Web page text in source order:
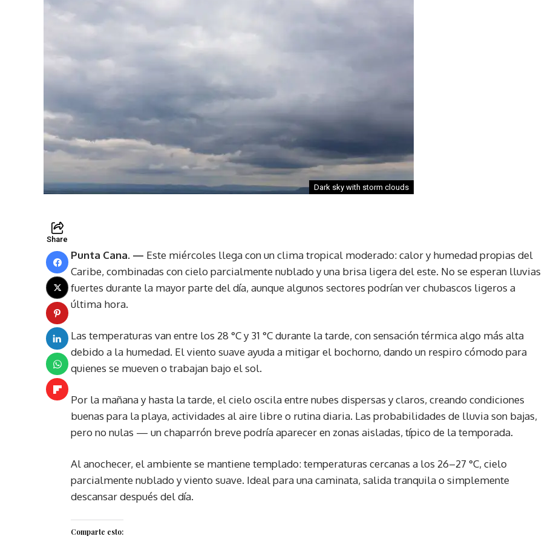
Dark sky with storm clouds
Share
Punta Cana. — Este miércoles llega con un clima tropical moderado: calor y humedad propias del
Caribe, combinadas con cielo parcialmente nublado y una brisa ligera del este. No se esperan lluvias
fuertes durante la mayor parte del día, aunque algunos sectores podrían ver chubascos ligeros a
última hora.
Las temperaturas van entre los 28 °C y 31 °C durante la tarde, con sensación térmica algo más alta
debido a la humedad. El viento suave ayuda a mitigar el bochorno, dando un respiro cómodo para
quienes se mueven o trabajan bajo el sol.
Por la mañana y hasta la tarde, el cielo oscila entre nubes dispersas y claros, creando condiciones
buenas para la playa, actividades al aire libre o rutina diaria. Las probabilidades de lluvia son bajas,
pero no nulas — un chaparrón breve podría aparecer en zonas aisladas, típico de la temporada.
Al anochecer, el ambiente se mantiene templado: temperaturas cercanas a los 26–27 °C, cielo
parcialmente nublado y viento suave. Ideal para una caminata, salida tranquila o simplemente
descansar después del día.
Comparte esto: